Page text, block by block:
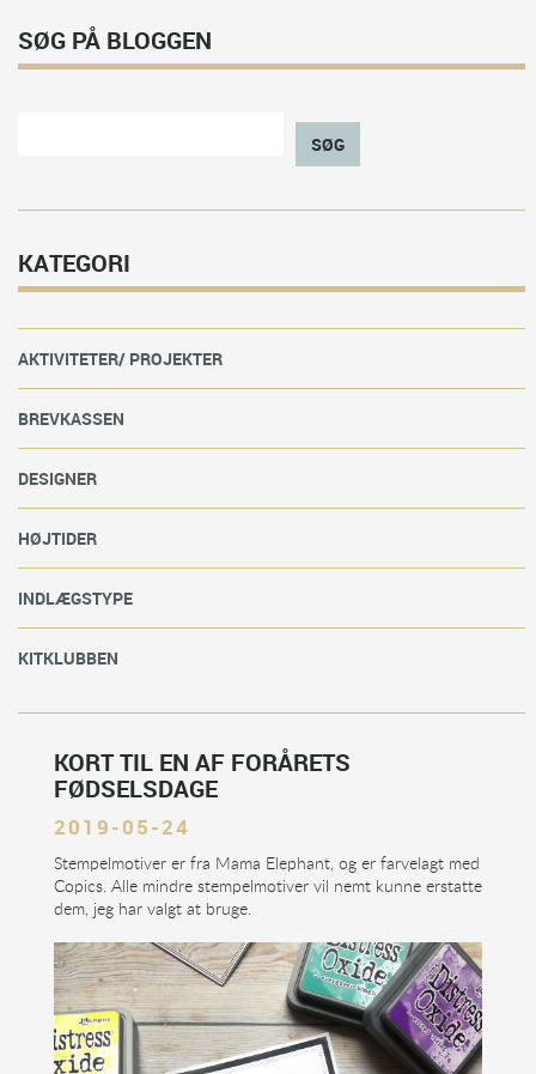
SØG PÅ BLOGGEN
SØG
KATEGORI
AKTIVITETER/ PROJEKTER
BREVKASSEN
DESIGNER
HØJTIDER
INDLÆGSTYPE
KITKLUBBEN
KORT TIL EN AF FORÅRETS
FØDSELSDAGE
2019-05-24
Stempelmotiver er fra Mama Elephant, og er farvelagt med
Copics. Alle mindre stempelmotiver vil nemt kunne erstatte
dem, jeg har valgt at bruge.